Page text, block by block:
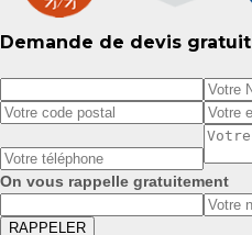
Demande de devis gratuit
On vous rappelle gratuitement